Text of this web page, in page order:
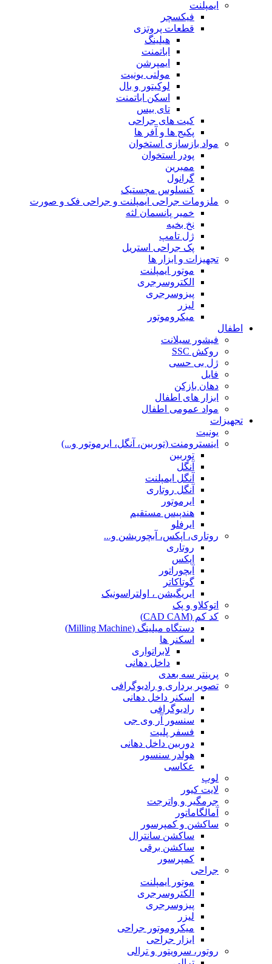
ایمپلنت
فیکسچر
قطعات پروتزی
هیلینگ
اباتمنت
ایمپرشن
مولتی یونیت
لوکیتور و بال
اسکن اباتمنت
تای بیس
کیت های جراحی
پکیج ها و آفر ها
مواد بازسازی استخوان
پودر استخوان
ممبرین
گرانول
کنسلوس مچستیک
ملزومات جراحی ایمپلنت و جراحی فک و صورت
خمیر پانسمان لثه
نخ بخیه
ژل تامپ
پک جراحی استریل
تجهیزات و ابزار ها
موتور ایمپلنت
الکتروسرجری
پیزوسرجری
لیزر
میکروموتور
اطفال
فیشور سیلانت
روکش SSC
ژل بی حسی
فایل
دهان بازکن
ابزار های اطفال
مواد عمومی اطفال
تجهیزات
یونیت
اینسترومنت (توربین، آنگل، ایرموتور و...)
توربین
آنگل
آنگل ایمپلنت
آنگل روتاری
ایرموتور
هندپیس مستقیم
ایرفلو
روتاری، اپکس، آبچوریشن و...
روتاری
اپکس
آبچوراتور
گوتاکاتر
ایریگیشن ، اولتراسونیک
اتوکلاو و پک
کد کم (CAD CAM)
دستگاه میلینگ (Milling Machine)
اسکنر ها
لابراتواری
داخل دهانی
پرینتر سه بعدی
تصویر برداری و رادیوگرافی
اسکنر داخل دهانی
رادیوگرافی
سنسور آر وی جی
فسفر پلیت
دوربین داخل دهانی
هولدر سنسور
عکاسی
لوپ
لایت کیور
جرمگیر و واترجت
آمالگاماتور
ساکشن و کمپرسور
ساکشن سانترال
ساکشن برقی
کمپرسور
جراحی
موتور ایمپلنت
الکتروسرجری
پیزوسرجری
لیزر
میکروموتور جراحی
ابزار جراحی
روتور، سرویتور و ترالی